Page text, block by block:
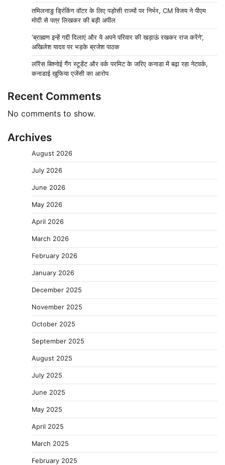
तमिलनाडु ड्रिंकिंग वॉटर के लिए पड़ोसी राज्यों पर निर्भर, CM विजय ने पीएम
मोदी से पत्र लिखकर की बड़ी अपील
‘ब्राह्मण इन्हें गद्दी दिलाएं और ये अपने परिवार की खड़ाऊं रखकर राज करेंगे’,
अखिलेश यादव पर भड़के ब्रजेश पाठक
लॉरेंस बिश्नोई गैंग स्टूडेंट और वर्क परमिट के जरिए कनाडा में बढ़ा रहा नेटवर्क,
कनाडाई खुफिया एजेंसी का आरोप
Recent Comments
No comments to show.
Archives
August 2026
July 2026
June 2026
May 2026
April 2026
March 2026
February 2026
January 2026
December 2025
November 2025
October 2025
September 2025
August 2025
July 2025
June 2025
May 2025
April 2025
March 2025
February 2025